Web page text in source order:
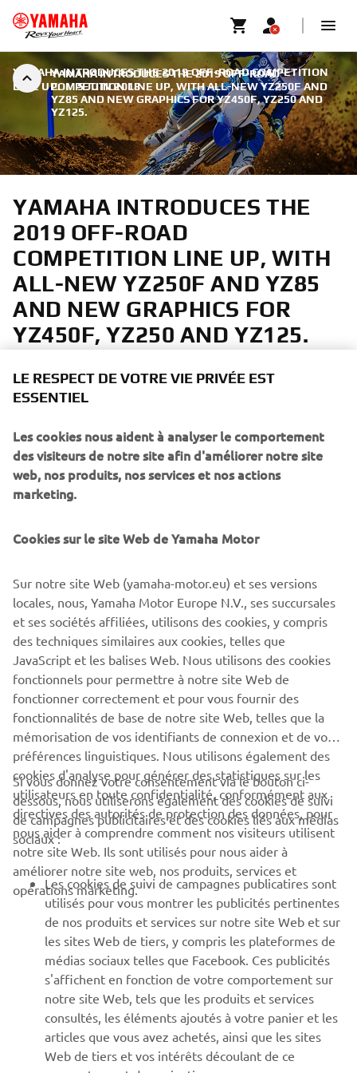
YAMAHA INTRODUCES THE 2019 OFF-ROAD
COMPETITION LINE UP, WITH ALL-NEW YZ250F AND
YZ85 AND NEW GRAPHICS FOR YZ450F, YZ250 AND
YZ125.
YAMAHA INTRODUCES THE 2019 OFF-ROAD COMPETITION
LINE UP. | 5 JUIN 2018
YAMAHA INTRODUCES THE
2019 OFF-ROAD
COMPETITION LINE UP, WITH
ALL-NEW YZ250F AND YZ85
AND NEW GRAPHICS FOR
YZ450F, YZ250 AND YZ125.
The all-new 2019 YZ250F is the most sophisticated model
in its class. Featuring a newly designed high-performance
the art 250cc 4-stroke opens a new era in wireless
connectivity and trackside tuneability with its Yamaha
Power Tuner smartphone app.
motocross market is reinforced by the launch of the all-
new YZ85. Powered by a liquid-cooled 2-stroke engine
that features Yamaha's torque boosting Yamaha Power
Valve System (YPVS) technology - and equipped with
newly developed suspension systems - this sharp looking
race bike delivers more performance and more control for
young riders.
CORPORATE
PROS & B2B
PLUS YAMAHA
SUPPORT
NEWSLETTER
Découvrez en exclusivité les dernières offres, les événements
spéciaux, les nouveautés et bien plus encore
LE RESPECT DE VOTRE VIE PRIVÉE EST
ESSENTIEL
Les cookies nous aident à analyser le comportement
des visiteurs de notre site afin d'améliorer notre site
web, nos produits, nos services et nos actions
marketing.
Cookies sur le site Web de Yamaha Motor
Sur notre site Web (yamaha-motor.eu) et ses versions
locales, nous, Yamaha Motor Europe N.V., ses succursales
et ses sociétés affiliées, utilisons des cookies, y compris
des techniques similaires aux cookies, telles que
JavaScript et les balises Web. Nous utilisons des cookies
fonctionnels pour permettre à notre site Web de
fonctionner correctement et pour vous fournir des
fonctionnalités de base de notre site Web, telles que la
mémorisation de vos identifiants de connexion et de vos
préférences linguistiques. Nous utilisons également des
cookies d'analyse pour générer des statistiques sur les
utilisateurs en toute confidentialité, conformément aux
directives des autorités de protection des données, pour
nous aider à comprendre comment nos visiteurs utilisent
notre site Web. Ils sont utilisés pour nous aider à
améliorer notre site web, nos produits, services et
opérations marketing.
Si vous donnez votre consentement via le bouton ci-
dessous, nous utiliserons également des cookies de suivi
de campagnes publicitaires et des cookies liés aux médias
sociaux :
Les cookies de suivi de campagnes publicatires sont
utilisés pour vous montrer les publicités pertinentes
de nos produits et services sur notre site Web et sur
les sites Web de tiers, y compris les plateformes de
médias sociaux telles que Facebook. Ces publicités
s'affichent en fonction de votre comportement sur
notre site Web, tels que les produits et services
consultés, les éléments ajoutés à votre panier et les
articles que vous avez achetés, ainsi que les sites
Web de tiers et vos intérêts découlant de ce